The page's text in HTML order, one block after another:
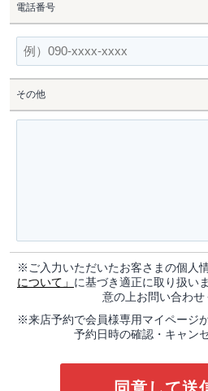
電話番号
その他
※ご入力いただいたお客さまの個人情
について」 に基づき適正に取り扱い
意の上お問い合わせ
※来店予約で会員様専用マイページ
予約日時の確認・キャン